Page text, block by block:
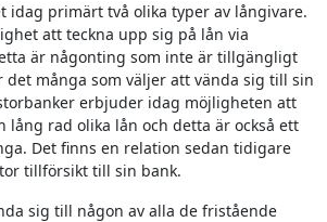
idag primärt två olika typer av långivare.
att teckna upp sig på lån via
är någonting som inte är tillgängligt
det många som väljer att vända sig till sin
erbjuder idag möjligheten att
lång rad olika lån och detta är också ett
Det finns en relation sedan tidigare
tillförsikt till sin bank.
sig till någon av alla de fristående